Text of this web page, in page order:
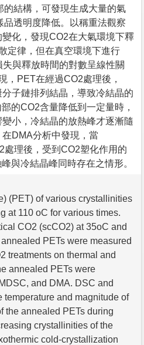
的結構，可發現生成大量的氣
透明度降低。以稱重法觀察
化，發現CO2在大氣環境下釋
定律，但在真空環境下進行
與釋放時間的對數呈線性關
，PET在經過CO2處理後，
子鏈排列結晶，導致冷結晶的
的CO2含量降低到一定量時，
小，冷結晶的放熱峰才逐漸隨
DMA分析中發現，當
理後，受到CO2塑化作用的
與冷結晶峰同時存在之情形。
(PET) of various crystallinities
at 110 oC for various times.
CO2 (scCO2) at 35oC and
PETs were measured
treatments on thermal and
annealed PETs were
and DMA. DSC and
temperature and magnitude of
the annealed PETs during
crystallinities of the
cold-crystallization